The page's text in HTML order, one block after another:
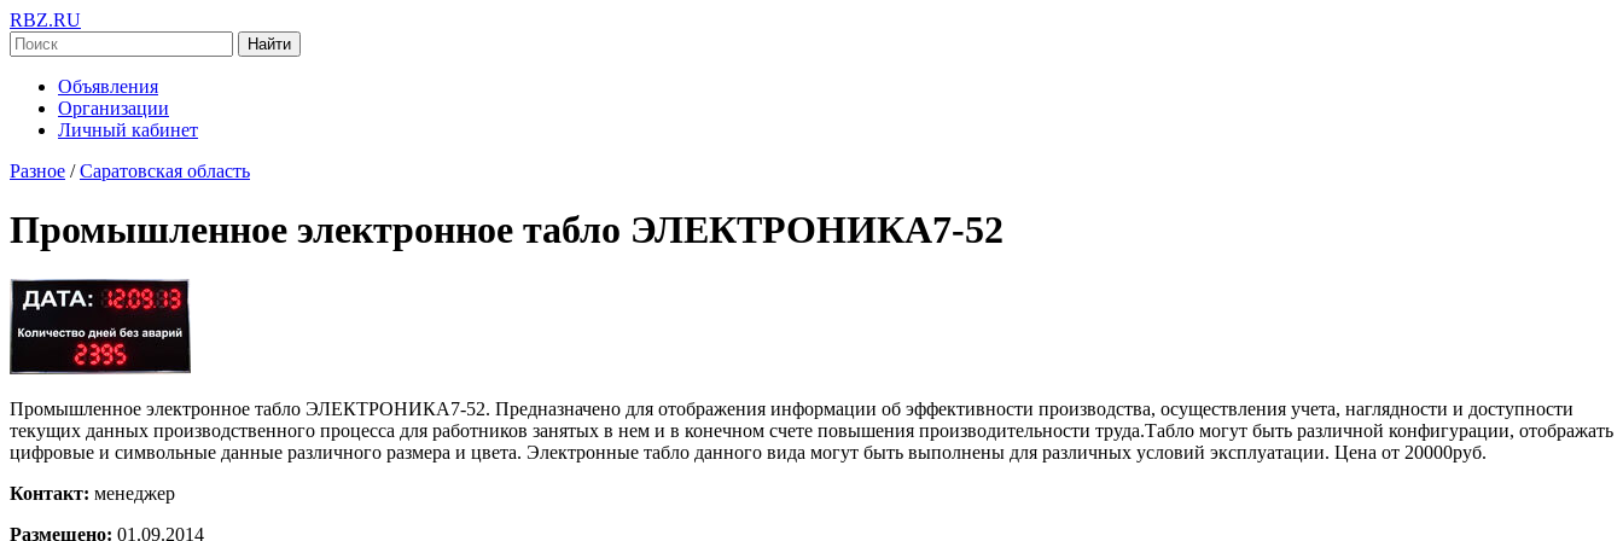
RBZ.RU
Найти
Объявления
Организации
Личный кабинет
Разное / Саратовская область
Промышленное электронное табло ЭЛЕКТРОНИКА7-52
Промышленное электронное табло ЭЛЕКТРОНИКА7-52. Предназначено для отображения информации об эффективности производства, осуществления учета, наглядности и доступности
текущих данных производственного процесса для работников занятых в нем и в конечном счете повышения производительности труда.Табло могут быть различной конфигурации, отображать
цифровые и символьные данные различного размера и цвета. Электронные табло данного вида могут быть выполнены для различных условий эксплуатации. Цена от 20000руб.
Контакт: менеджер
Размещено: 01.09.2014